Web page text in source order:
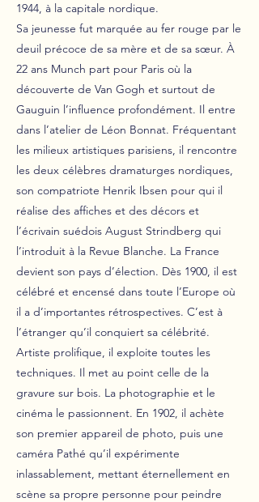
1944, à la capitale nordique.
Sa jeunesse fut marquée au fer rouge par le
deuil précoce de sa mère et de sa sœur. À
22 ans Munch part pour Paris où la
découverte de Van Gogh et surtout de
Gauguin l’influence profondément. Il entre
dans l’atelier de Léon Bonnat. Fréquentant
les milieux artistiques parisiens, il rencontre
les deux célèbres dramaturges nordiques,
son compatriote Henrik Ibsen pour qui il
réalise des affiches et des décors et
l’écrivain suédois August Strindberg qui
l’introduit à la Revue Blanche. La France
devient son pays d’élection. Dès 1900, il est
célébré et encensé dans toute l’Europe où
il a d’importantes rétrospectives. C’est à
l’étranger qu’il conquiert sa célébrité.
Artiste prolifique, il exploite toutes les
techniques. Il met au point celle de la
gravure sur bois. La photographie et le
cinéma le passionnent. En 1902, il achète
son premier appareil de photo, puis une
caméra Pathé qu’il expérimente
inlassablement, mettant éternellement en
scène sa propre personne pour peindre